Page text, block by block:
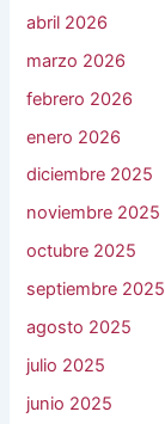
abril 2026
marzo 2026
febrero 2026
enero 2026
diciembre 2025
noviembre 2025
octubre 2025
septiembre 2025
agosto 2025
julio 2025
junio 2025